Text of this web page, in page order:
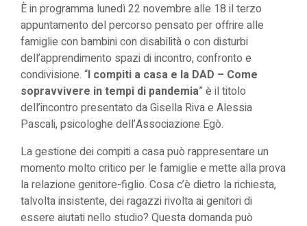
È in programma lunedì 22 novembre alle 18 il terzo
appuntamento del percorso pensato per offrire alle
famiglie con bambini con disabilità o con disturbi
dell’apprendimento spazi di incontro, confronto e
condivisione. “I compiti a casa e la DAD – Come
sopravvivere in tempi di pandemia” è il titolo
dell’incontro presentato da Gisella Riva e Alessia
Pascali, psicologhe dell’Associazione Egò.
La gestione dei compiti a casa può rappresentare un
momento molto critico per le famiglie e mette alla prova
la relazione genitore-figlio. Cosa c’è dietro la richiesta,
talvolta insistente, dei ragazzi rivolta ai genitori di
essere aiutati nello studio? Questa domanda può